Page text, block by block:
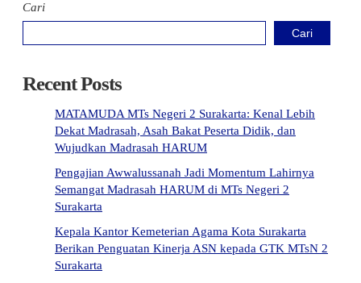
Cari
Cari
Recent Posts
MATAMUDA MTs Negeri 2 Surakarta: Kenal Lebih
Dekat Madrasah, Asah Bakat Peserta Didik, dan
Wujudkan Madrasah HARUM
Pengajian Awwalussanah Jadi Momentum Lahirnya
Semangat Madrasah HARUM di MTs Negeri 2
Surakarta
Kepala Kantor Kemeterian Agama Kota Surakarta
Berikan Penguatan Kinerja ASN kepada GTK MTsN 2
Surakarta